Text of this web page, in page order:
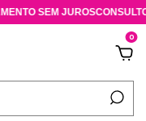
CONSULTORA
0